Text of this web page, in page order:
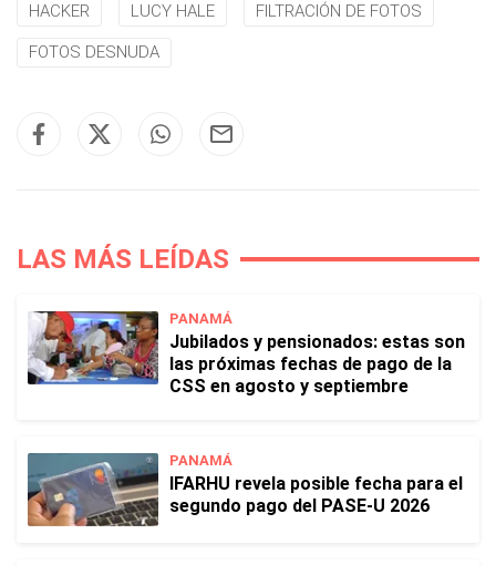
HACKER LUCY HALE FILTRACIÓN DE FOTOS
FOTOS DESNUDA
LAS MÁS LEÍDAS
PANAMÁ
Jubilados y pensionados: estas son
las próximas fechas de pago de la
CSS en agosto y septiembre
PANAMÁ
IFARHU revela posible fecha para el
segundo pago del PASE-U 2026